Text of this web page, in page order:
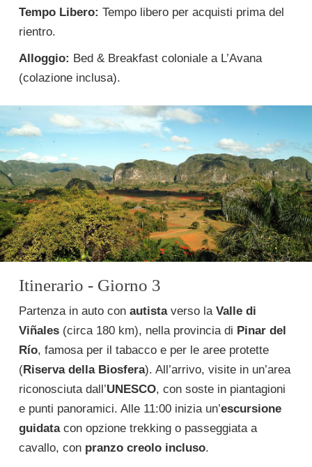
Tempo Libero: Tempo libero per acquisti prima del
rientro.
Alloggio: Bed & Breakfast coloniale a L’Avana
(colazione inclusa).
Itinerario - Giorno 3
Partenza in auto con autistaverso la Valle di
Viñales (circa 180 km), nella provincia di Pinar del
Río, famosa per il tabacco e per le aree protette
(Riserva della Biosfera). All’arrivo, visite in un’area
riconosciuta dall’UNESCO, con soste in piantagioni
e punti panoramici. Alle 11:00 inizia un’escursione
guidatacon opzione trekking o passeggiata a
cavallo, con pranzo creolo incluso.